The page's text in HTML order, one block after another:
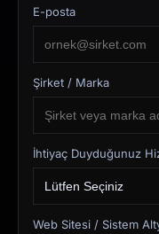
E-posta
Şirket / Marka
İhtiyaç Duyduğunuz
Web Sitesi / Sistem